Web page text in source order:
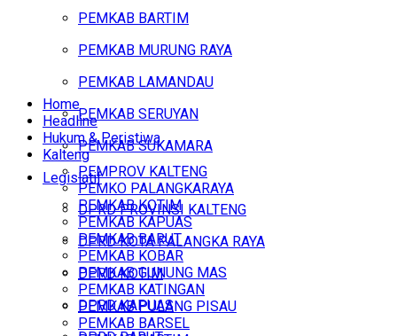
PEMKAB BARTIM
PEMKAB MURUNG RAYA
PEMKAB LAMANDAU
PEMKAB SERUYAN
PEMKAB SUKAMARA
Legislatif
DPRD PROVINSI KALTENG
DPRD KOTA PALANGKA RAYA
DPRD KOTIM
DPRD KAPUAS
Home
Headline
Hukum & Peristiwa
Kalteng
PEMPROV KALTENG
PEMKO PALANGKARAYA
PEMKAB KOTIM
PEMKAB KAPUAS
PEMKAB BARUT
PEMKAB KOBAR
PEMKAB GUNUNG MAS
PEMKAB KATINGAN
PEMKAB PULANG PISAU
PEMKAB BARSEL